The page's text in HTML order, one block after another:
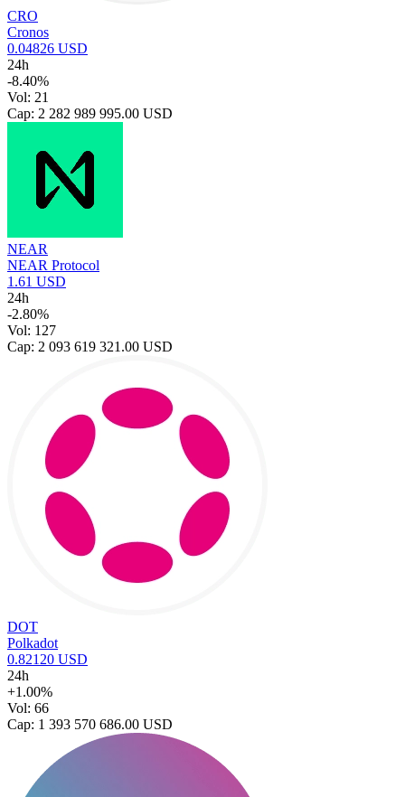
CRO
Cronos
0.04826 USD
24h
-8.40%
Vol: 21
Cap: 2 282 989 995.00 USD
NEAR
NEAR Protocol
1.61 USD
24h
-2.80%
Vol: 127
Cap: 2 093 619 321.00 USD
DOT
Polkadot
0.82120 USD
24h
+1.00%
Vol: 66
Cap: 1 393 570 686.00 USD